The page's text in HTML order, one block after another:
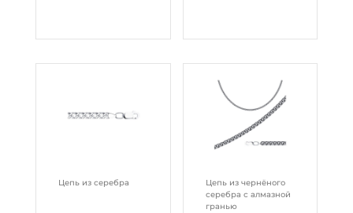
Цепь из серебра
Цепь из чернёного
серебра с алмазной
гранью